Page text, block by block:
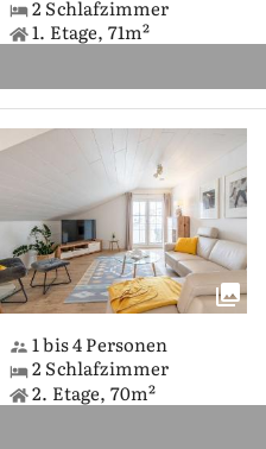
2 Schlafzimmer
1. Etage, 71m²
1 bis 4 Personen
2 Schlafzimmer
2. Etage, 70m²